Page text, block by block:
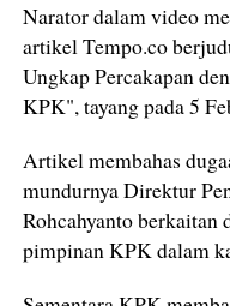
Narator dalam video
artikel Tempo.co
Ungkap Percakapan
KPK", tayang pada 5
Artikel membahas
mundurnya Direktur
Rohcahyanto berkaitan
pimpinan KPK dalam